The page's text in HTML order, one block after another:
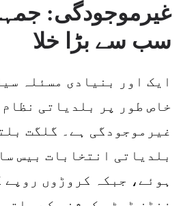
غیرموجودگی:
سب سے بڑا خلا
ایک اور بنیادی مسئلہ
خاص طور پر بلدیاتی
غیرموجودگی ہے۔ گلگت
بلدیاتی انتخابات بیس
ہوئے، جبکہ کروڑوں روپے